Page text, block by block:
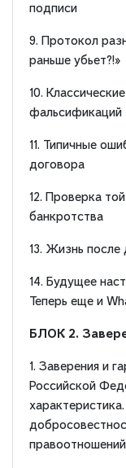
подписи
9. Протокол
раньше убьет?!»
10.
фальсификаций
11. Типичные
договора
12. Проверка
банкротства
13. Жизнь после
14. Будущее
Теперь еще и
БЛОК 2.
1. Заверения и
Российской